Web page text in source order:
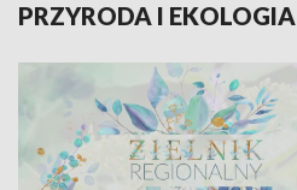
PRZYRODA I EKOLOGIA